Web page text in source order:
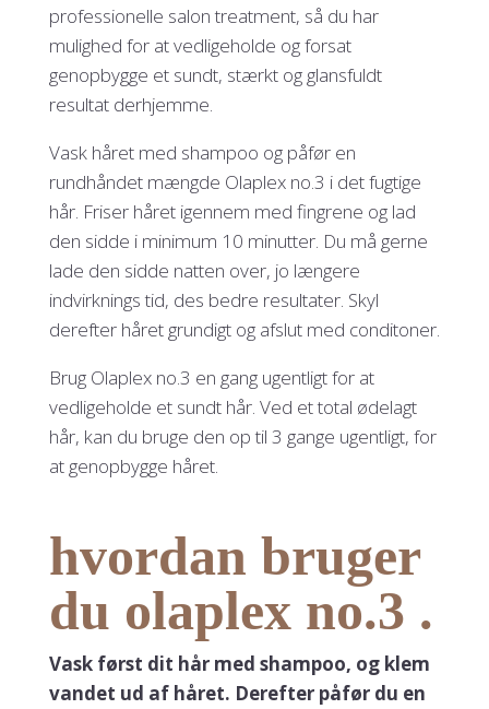
professionelle salon treatment, så du har
mulighed for at vedligeholde og forsat
genopbygge et sundt, stærkt og glansfuldt
resultat derhjemme.
Vask håret med shampoo og påfør en
rundhåndet mængde Olaplex no.3 i det fugtige
hår. Friser håret igennem med fingrene og lad
den sidde i minimum 10 minutter. Du må gerne
lade den sidde natten over, jo længere
indvirknings tid, des bedre resultater. Skyl
derefter håret grundigt og afslut med conditoner.
Brug Olaplex no.3 en gang ugentligt for at
vedligeholde et sundt hår. Ved et total ødelagt
hår, kan du bruge den op til 3 gange ugentligt, for
at genopbygge håret.
hvordan bruger
du olaplex no.3 .
Vask først dit hår med shampoo, og klem
vandet ud af håret. Derefter påfør du en